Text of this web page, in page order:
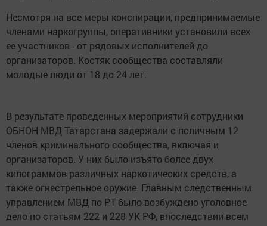
Несмотря на все меры конспирации, предпринимаемые
членами наркогруппы, оперативники установили всех
ее участников - от рядовых исполнителей до
организаторов. Костяк сообщества составляли
молодые люди от 18 до 24 лет.
В результате проведенных мероприятий сотрудники
ОБНОН МВД Татарстана задержали с поличным 12
членов криминального сообщества, включая и
организаторов. У них было изъято более двух
килограммов различных наркотических средств, а
также огнестрельное оружие. Главным следственным
управлением МВД по РТ было возбуждено уголовное
дело по статьям 222 и 228 УК РФ, впоследствии всем